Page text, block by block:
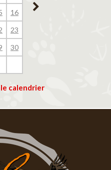
16
23
30
14
calendrier